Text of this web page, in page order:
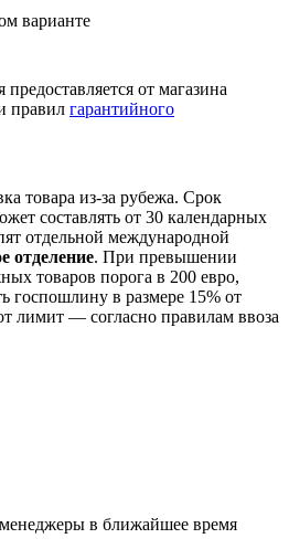
варианте
предоставляется от магазина
правил гарантийного
товара из-за рубежа. Срок
составлять от 30 календарных
отдельной международной
отделение. При превышении
товаров порога в 200 евро,
госпошлину в размере 15% от
лимит — согласно правилам ввоза
в ближайшее время